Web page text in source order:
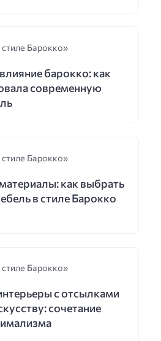
Барокко»
барокко: как
современную
Барокко»
как выбрать
в стиле Барокко
Барокко»
с отсылками
сочетание